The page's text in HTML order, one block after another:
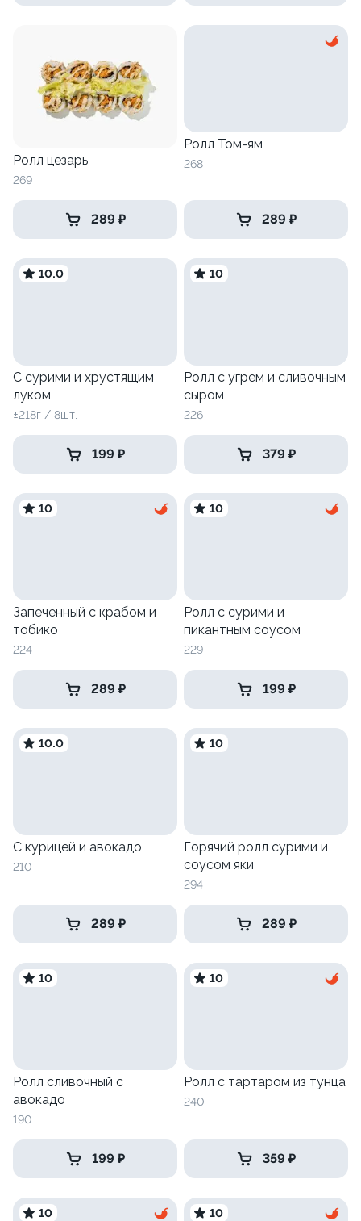
Ролл цезарь
269
289 ₽
Ролл Том-ям
268
289 ₽
10.0
С сурими и хрустящим
луком
±218г / 8шт.
199 ₽
10
Ролл с угрем и сливочным
сыром
226
379 ₽
10
Запеченный с крабом и
тобико
224
289 ₽
10
Ролл с сурими и
пикантным соусом
229
199 ₽
10.0
С курицей и авокадо
210
289 ₽
10
Горячий ролл сурими и
соусом яки
294
289 ₽
10
Ролл сливочный с
авокадо
190
199 ₽
10
Ролл с тартаром из тунца
240
359 ₽
10 10